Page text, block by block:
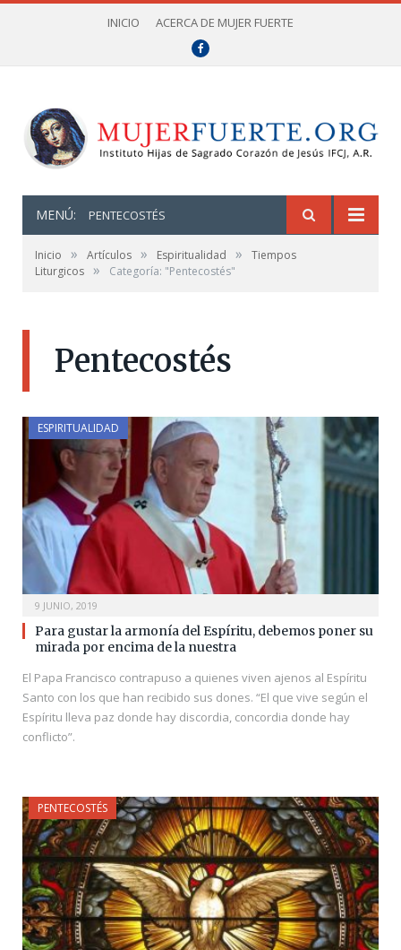
INICIO ACERCA DE MUJER FUERTE
Facebook
MENÚ: PENTECOSTÉS
Inicio » Artículos » Espiritualidad »
Tiempos
Liturgicos » Categoría: "Pentecostés"
Pentecostés
ESPIRITUALIDAD
9 JUNIO, 2019
Para gustar la armonía del Espíritu, debemos poner su
mirada por encima de la nuestra
El Papa Francisco contrapuso a quienes viven ajenos al Espíritu
Santo con los que han recibido sus dones. “El que vive según el
Espíritu lleva paz donde hay discordia, concordia donde hay
conflicto”.
PENTECOSTÉS